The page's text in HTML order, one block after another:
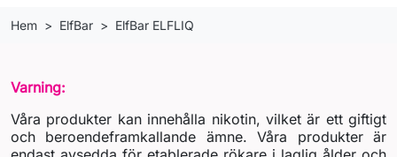
Hem ElfBar ElfBar ELFLIQ
Varning:
Våra produkter kan innehålla nikotin, vilket är ett giftigt
och beroendeframkallande ämne. Våra produkter är